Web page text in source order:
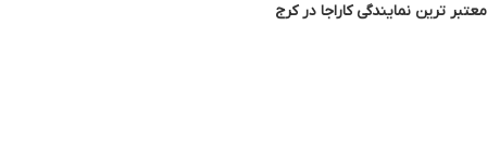
معتبر ترین نمایندگی کاراجا در کرج